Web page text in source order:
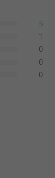
5
1
0
0
0